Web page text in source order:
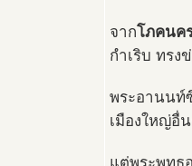
จากโภคนค
กำเริบ ทรง
พระอานนท์
เมืองใหญ่อื่